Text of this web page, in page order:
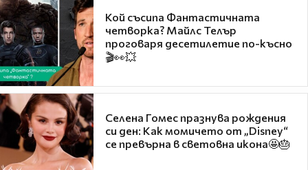
Кой съсипа Фантастичната
четворка? Майлс Телър
проговаря десетилетие по-късно
🎬👀💥
Селена Гомес празнува рождения
си ден: Как момичето от „Disney“
се превърна в световна икона🤩🎂